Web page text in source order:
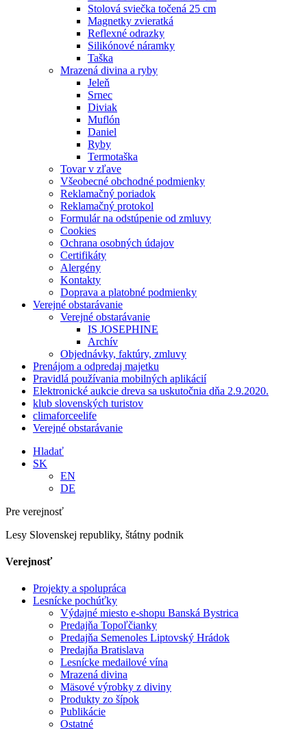
Stolová sviečka točená 25 cm
Magnetky zvieratká
Reflexné odrazky
Silikónové náramky
Taška
Mrazená divina a ryby
Jeleň
Srnec
Diviak
Muflón
Daniel
Ryby
Termotaška
Tovar v zľave
Všeobecné obchodné podmienky
Reklamačný poriadok
Reklamačný protokol
Formulár na odstúpenie od zmluvy
Cookies
Ochrana osobných údajov
Certifikáty
Alergény
Kontakty
Doprava a platobné podmienky
Verejné obstarávanie
Verejné obstarávanie
IS JOSEPHINE
Archív
Objednávky, faktúry, zmluvy
Prenájom a odpredaj majetku
Pravidlá používania mobilných aplikácií
Elektronické aukcie dreva sa uskutočnia dňa 2.9.2020.
klub slovenských turistov
climaforceelife
Verejné obstarávanie
Hladať
SK
EN
DE
Pre verejnosť
Lesy Slovenskej republiky, štátny podnik
Verejnosť
Projekty a spolupráca
Lesnícke pochúťky
Výdajné miesto e-shopu Banská Bystrica
Predajňa Topoľčianky
Predajňa Semenoles Liptovský Hrádok
Predajňa Bratislava
Lesnícke medailové vína
Mrazená divina
Mäsové výrobky z diviny
Produkty zo šípok
Publikácie
Ostatné